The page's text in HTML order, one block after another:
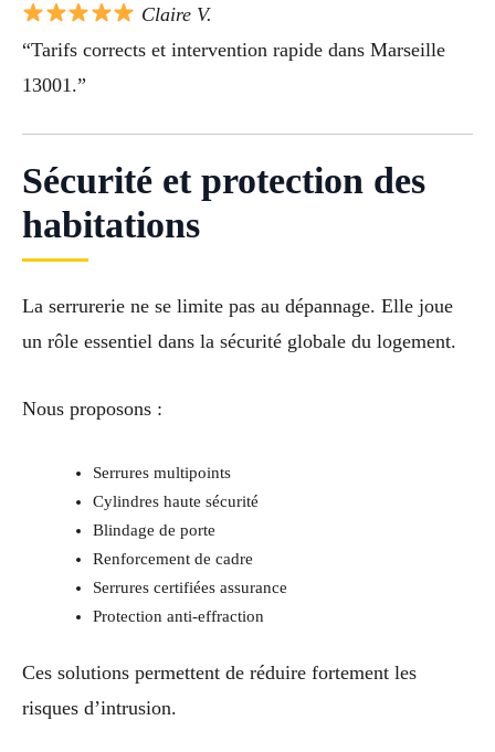
Claire V.
“Tarifs corrects et intervention rapide dans Marseille
13001.”
Sécurité et protection des
habitations
La serrurerie ne se limite pas au dépannage. Elle joue
un rôle essentiel dans la sécurité globale du logement.
Nous proposons :
Serrures multipoints
Cylindres haute sécurité
Blindage de porte
Renforcement de cadre
Serrures certifiées assurance
Protection anti-effraction
Ces solutions permettent de réduire fortement les
risques d’intrusion.